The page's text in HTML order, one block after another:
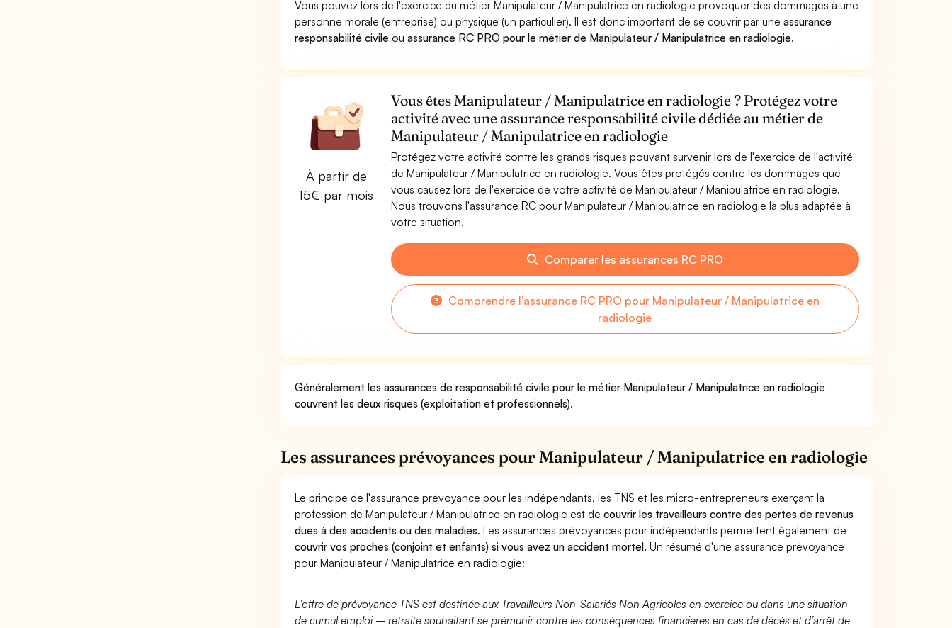
Vous pouvez lors de l'exercice du métier Manipulateur / Manipulatrice en radiologie provoquer des dommages à une
personne morale (entreprise) ou physique (un particulier). Il est donc important de se couvrir par uneassurance
responsabilité civile ouassurance RC PRO pour le métier de Manipulateur / Manipulatrice en radiologie.
À partir de
15€ par mois
Vous êtes Manipulateur / Manipulatrice en radiologie ? Protégez votre
activité avec une assurance responsabilité civile dédiée au métier de
Manipulateur / Manipulatrice en radiologie
Protégez votre activité contre les grands risques pouvant survenir lors de l'exercice de l'activité
de Manipulateur / Manipulatrice en radiologie. Vous êtes protégés contre les dommages que
vous causez lors de l'exercice de votre activité de Manipulateur / Manipulatrice en radiologie.
Nous trouvons l'assurance RC pour Manipulateur / Manipulatrice en radiologie la plus adaptée à
votre situation.
Comparer les assurances RC PRO
Comprendre l'assurance RC PRO pour Manipulateur / Manipulatrice en
radiologie
Généralement les assurances de responsabilité civile pour le métier Manipulateur / Manipulatrice en radiologie
couvrent les deux risques (exploitation et professionnels).
Les assurances prévoyances pour Manipulateur / Manipulatrice en radiologie
Le principe de l'assurance prévoyance pour les indépendants, les TNS et les micro-entrepreneurs exerçant la
profession de Manipulateur / Manipulatrice en radiologie est decouvrir les travailleurs contre des pertes de revenus
dues à des accidents ou des maladies. Les assurances prévoyances pour indépendants permettent également de
couvrir vos proches (conjoint et enfants) si vous avez un accident mortel. Un résumé d'une assurance prévoyance
pour Manipulateur / Manipulatrice en radiologie:
L’offre de prévoyance TNS est destinée aux Travailleurs Non-Salariés Non Agricoles en exercice ou dans une situation
de cumul emploi – retraite souhaitant se prémunir contre les conséquences financières en cas de décès et d’arrêt de